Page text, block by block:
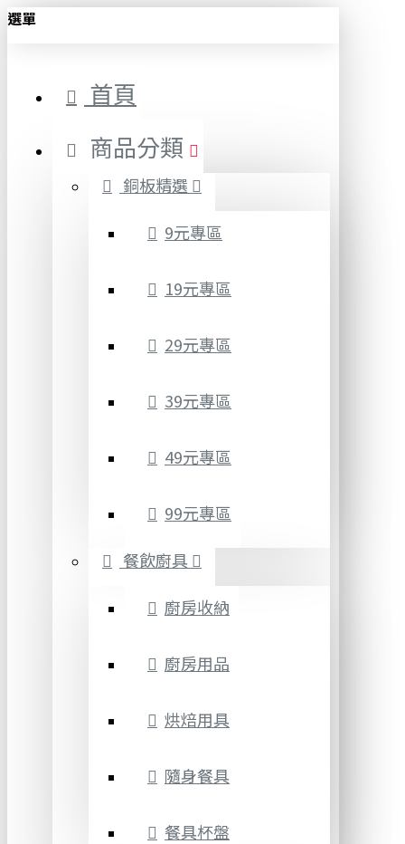
選單
首頁
商品分類
銅板精選
9元專區
19元專區
29元專區
39元專區
49元專區
99元專區
餐飲廚具
廚房收納
廚房用品
烘焙用具
隨身餐具
餐具杯盤